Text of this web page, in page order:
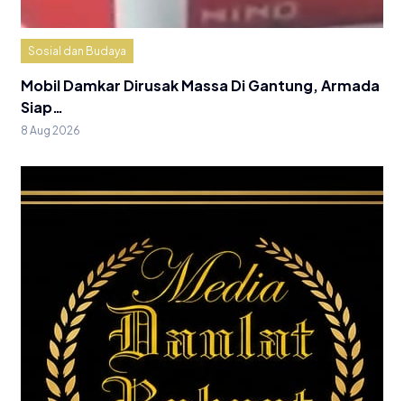
Sosial dan Budaya
Mobil Damkar Dirusak Massa Di Gantung, Armada
Siap…
8 Aug 2026